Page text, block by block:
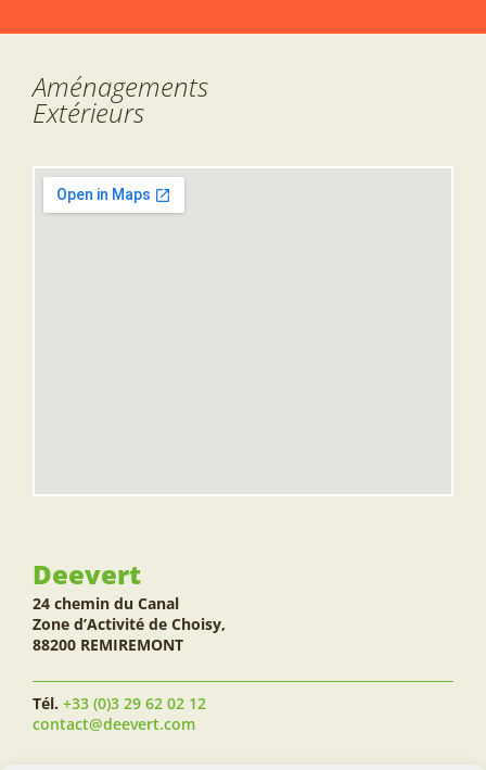
Aménagements
Extérieurs
Deevert
24 chemin du Canal
Zone d’Activité de Choisy,
88200 REMIREMONT
Tél. +33 (0)3 29 62 02 12
contact@deevert.com